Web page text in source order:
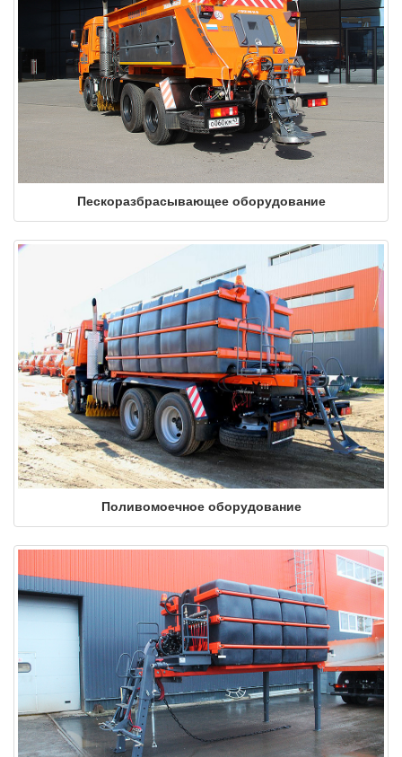
Пескоразбрасывающее оборудование
Поливомоечное оборудование